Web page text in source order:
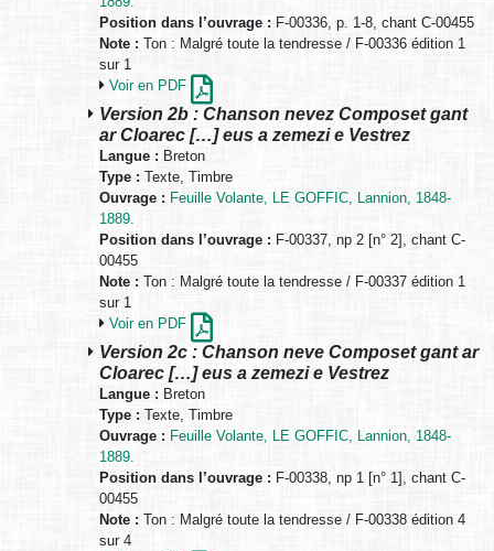
Position dans l’ouvrage : F-00336, p. 1-8, chant C-00455
Note : Ton : Malgré toute la tendresse / F-00336 édition 1
sur 1
Voir en PDF
Version 2b : Chanson nevez Composet gant
ar Cloarec […] eus a zemezi e Vestrez
Langue : Breton
Type : Texte, Timbre
Ouvrage : Feuille Volante, LE GOFFIC, Lannion, 1848-
1889.
Position dans l’ouvrage : F-00337, np 2 [n° 2], chant C-
00455
Note : Ton : Malgré toute la tendresse / F-00337 édition 1
sur 1
Voir en PDF
Version 2c : Chanson neve Composet gant ar
Cloarec […] eus a zemezi e Vestrez
Langue : Breton
Type : Texte, Timbre
Ouvrage : Feuille Volante, LE GOFFIC, Lannion, 1848-
1889.
Position dans l’ouvrage : F-00338, np 1 [n° 1], chant C-
00455
Note : Ton : Malgré toute la tendresse / F-00338 édition 4
sur 4